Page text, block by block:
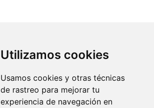
Utilizamos cookies
Usamos cookies y otras técnicas
de rastreo para mejorar tu
experiencia de navegación en